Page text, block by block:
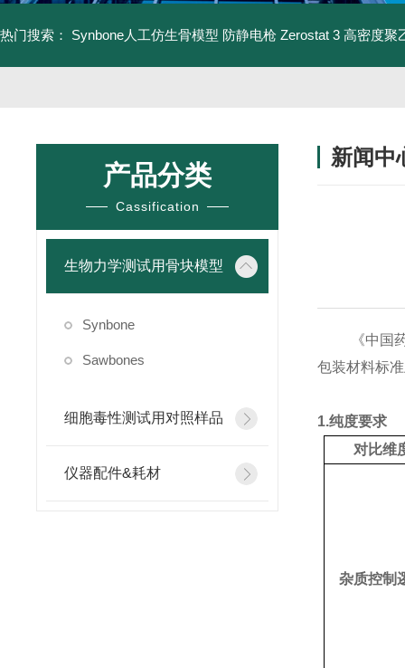
热门搜索： Synbone人工仿生骨模型 防静电枪 Zerostat 3 高密度聚
产品分类
Cassification
生物力学测试用骨块模型
Synbone
Sawbones
细胞毒性测试用对照样品
仪器配件&耗材
新闻中
《中国药典
包装材料标
1.纯度要求
对比维
杂质控制